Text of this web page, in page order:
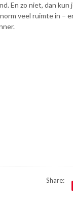
En zo niet, dan kun
veel ruimte in –
Share: